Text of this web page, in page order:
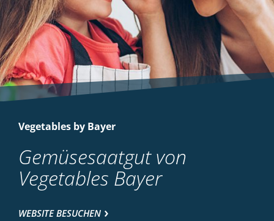
Vegetables by Bayer
Gemüsesaatgut von
Vegetables Bayer
WEBSITE BESUCHEN